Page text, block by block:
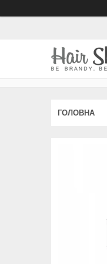
ГОЛОВНА